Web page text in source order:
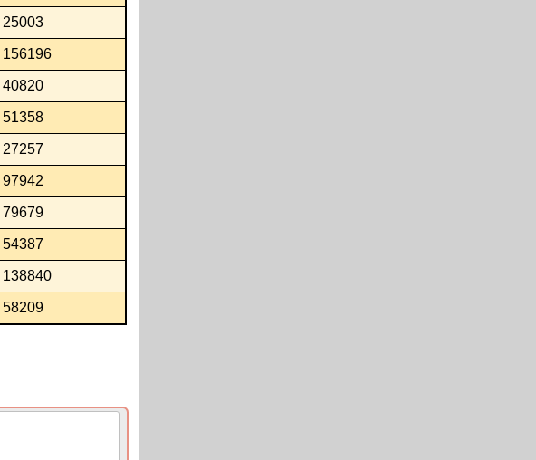
25003
156196
40820
51358
27257
97942
79679
54387
138840
58209